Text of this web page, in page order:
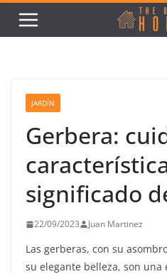
JARDÍN
Gerbera:
significado
22/09/2023 Juan Martinez
Las gerberas, con su
su elegante belleza, son